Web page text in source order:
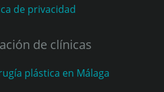
de privacidad
de clínicas
plástica en Málaga